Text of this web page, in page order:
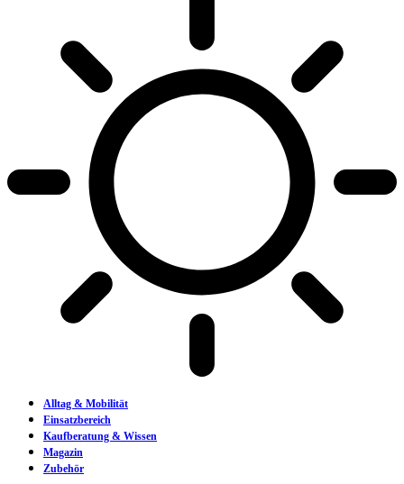
Alltag & Mobilität
Einsatzbereich
Kaufberatung & Wissen
Magazin
Zubehör